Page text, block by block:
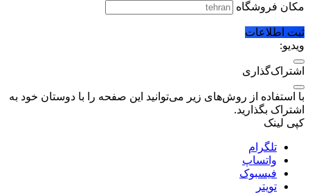
مکان فروشگاه
ثبت اطلاعات
ویدیو:
اشتراک‌گذاری
با استفاده از روش‌های زیر می‌توانید این صفحه را با دوستان خود به
اشتراک بگذارید.
کپی لینک
تلگرام
واتساپ
فیسبوک
تویتر